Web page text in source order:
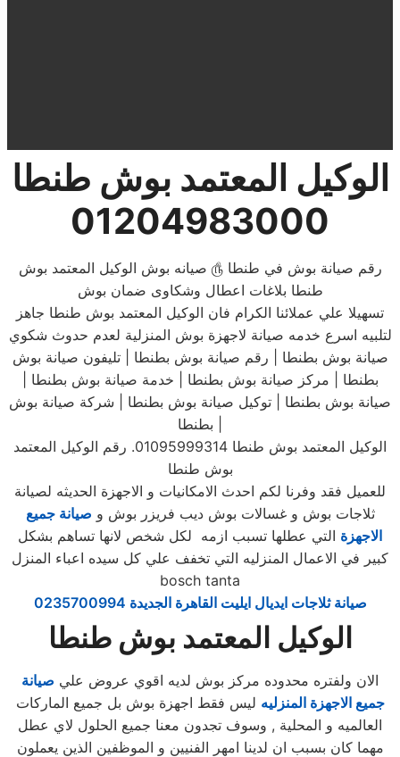
الوكيل المعتمد بوش طنطا
01204983000
رقم صيانة بوش في طنطا ௹ صيانه بوش الوكيل المعتمد بوش
طنطا بلاغات اعطال وشكاوى ضمان بوش
تسهيلا علي عملائنا الكرام فان الوكيل المعتمد بوش طنطا جاهز
لتلبيه اسرع خدمه صيانة لاجهزة بوش المنزلية لعدم حدوث شكوي
صيانة بوش بطنطا | رقم صيانة بوش بطنطا | تليفون صيانة بوش
بطنطا | مركز صيانة بوش بطنطا | خدمة صيانة بوش بطنطا |
صيانة بوش بطنطا | توكيل صيانة بوش بطنطا | شركة صيانة بوش
الوكيل المعتمد بوش طنطا 01095999314. رقم الوكيل المعتمد
بوش طنطا
للعميل فقد وفرنا لكم احدث الامكانيات و الاجهزة الحديثه لصيانة
ثلاجات بوش و غسالات بوش ديب فريزر بوش و صيانة جميع
الاجهزة التي عطلها تسبب ازمه لكل شخص لانها تساهم بشكل
كبير في الاعمال المنزليه التي تخفف علي كل سيده اعباء المنزل
bosch tanta
صيانة ثلاجات ايديال ايليت القاهرة الجديدة 0235700994
الوكيل المعتمد بوش طنطا
الان ولفتره محدوده مركز بوش لديه اقوي عروض علي صيانة
جميع الاجهزة المنزليه ليس فقط اجهزة بوش بل جميع الماركات
العالميه و المحلية , وسوف تجدون معنا جميع الحلول لاي عطل
مهما كان بسبب ان لدينا امهر الفنيين و الموظفين الذين يعملون